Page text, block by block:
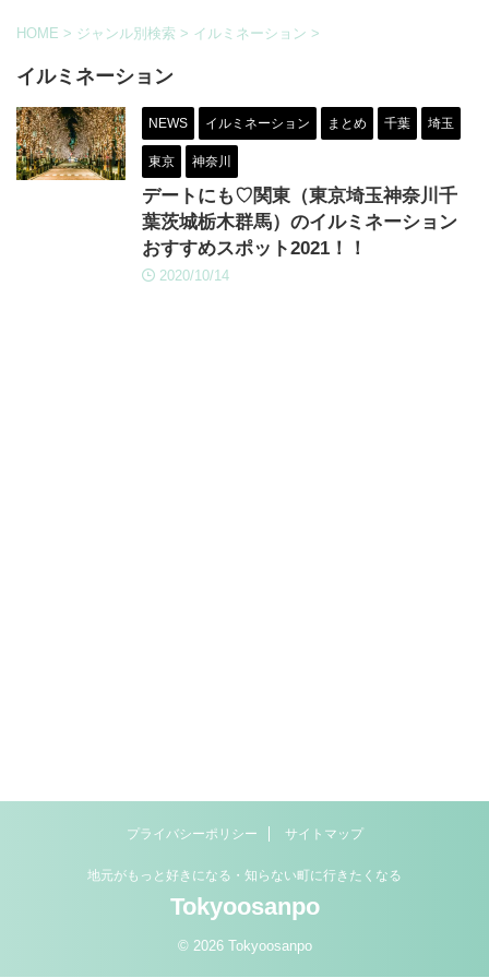
HOME > ジャンル別検索 > イルミネーション >
イルミネーション
NEWS イルミネーション まとめ 千葉 埼玉
東京 神奈川
デートにも♡関東（東京埼玉神奈川千
葉茨城栃木群馬）のイルミネーション
おすすめスポット2021！！
2020/10/14
プライバシーポリシー サイトマップ
地元がもっと好きになる・知らない町に行きたくなる
Tokyoosanpo
© 2026 Tokyoosanpo